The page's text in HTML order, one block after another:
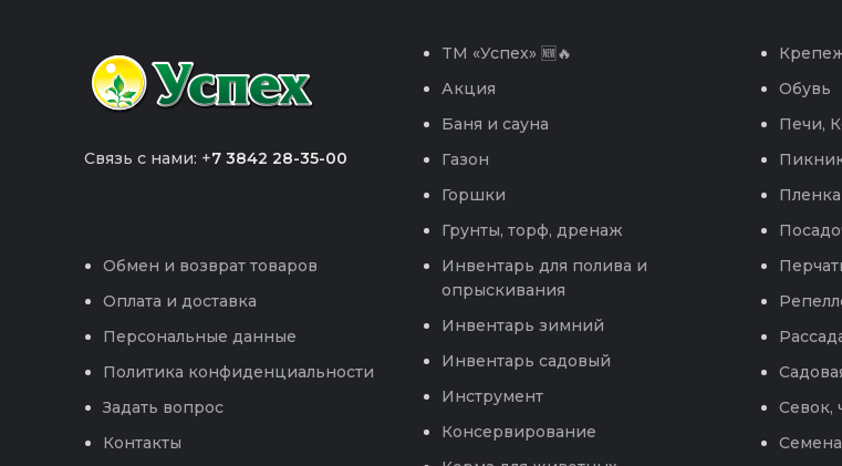
Связь с нами: +7 3842 28-35-00
Обмен и возврат товаров
Оплата и доставка
Персональные данные
Политика конфиденциальности
Задать вопрос
Контакты
TM «Успех» 🆕🔥
Акция
Баня и сауна
Газон
Горшки
Грунты, торф, дренаж
Инвентарь для полива и
опрыскивания
Инвентарь зимний
Инвентарь садовый
Инструмент
Консервирование
Обувь
Печи,
Севок,
Семена